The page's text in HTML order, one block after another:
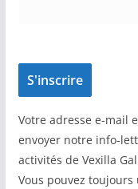
Votre adresse e-mail
envoyer notre info-
activités de Vexilla
Vous pouvez